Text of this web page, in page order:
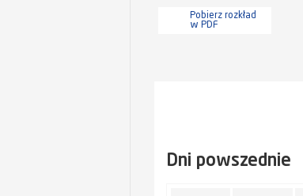
Pobierz rozkład
w PDF
Dni powszednie